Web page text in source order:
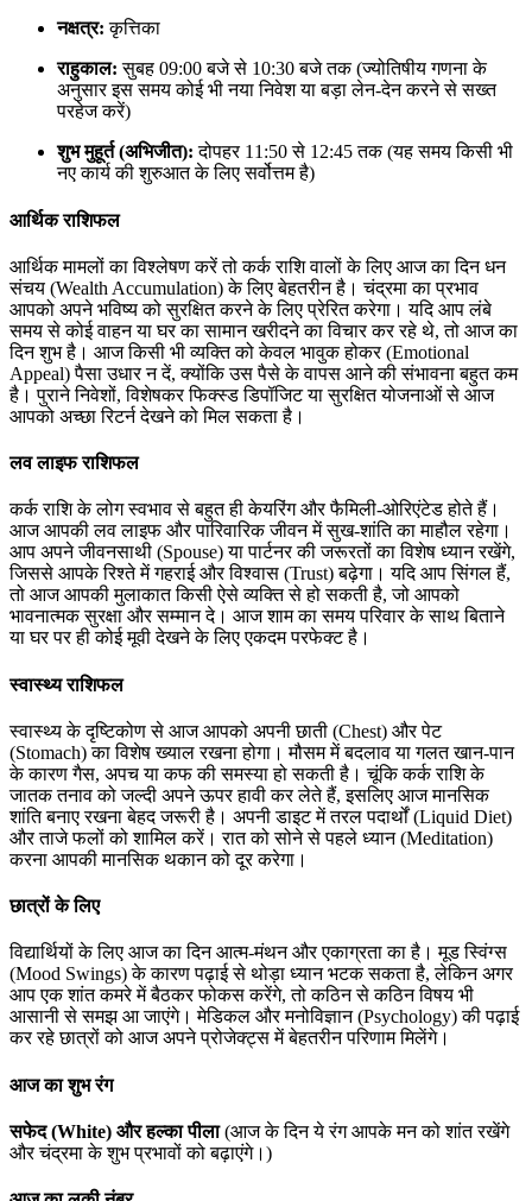
नक्षत्र: कृत्तिका
राहुकाल: सुबह 09:00 बजे से 10:30 बजे तक (ज्योतिषीय गणना के
अनुसार इस समय कोई भी नया निवेश या बड़ा लेन-देन करने से सख्त
परहेज करें)
शुभ मुहूर्त (अभिजीत): दोपहर 11:50 से 12:45 तक (यह समय किसी भी
नए कार्य की शुरुआत के लिए सर्वोत्तम है)
आर्थिक राशिफल
आर्थिक मामलों का विश्लेषण करें तो कर्क राशि वालों के लिए आज का दिन धन
संचय (Wealth Accumulation) के लिए बेहतरीन है। चंद्रमा का प्रभाव
आपको अपने भविष्य को सुरक्षित करने के लिए प्रेरित करेगा। यदि आप लंबे
समय से कोई वाहन या घर का सामान खरीदने का विचार कर रहे थे, तो आज का
दिन शुभ है। आज किसी भी व्यक्ति को केवल भावुक होकर (Emotional
Appeal) पैसा उधार न दें, क्योंकि उस पैसे के वापस आने की संभावना बहुत कम
है। पुराने निवेशों, विशेषकर फिक्स्ड डिपॉजिट या सुरक्षित योजनाओं से आज
आपको अच्छा रिटर्न देखने को मिल सकता है।
लव लाइफ राशिफल
कर्क राशि के लोग स्वभाव से बहुत ही केयरिंग और फैमिली-ओरिएंटेड होते हैं।
आज आपकी लव लाइफ और पारिवारिक जीवन में सुख-शांति का माहौल रहेगा।
आप अपने जीवनसाथी (Spouse) या पार्टनर की जरूरतों का विशेष ध्यान रखेंगे,
जिससे आपके रिश्ते में गहराई और विश्वास (Trust) बढ़ेगा। यदि आप सिंगल हैं,
तो आज आपकी मुलाकात किसी ऐसे व्यक्ति से हो सकती है, जो आपको
भावनात्मक सुरक्षा और सम्मान दे। आज शाम का समय परिवार के साथ बिताने
या घर पर ही कोई मूवी देखने के लिए एकदम परफेक्ट है।
स्वास्थ्य राशिफल
स्वास्थ्य के दृष्टिकोण से आज आपको अपनी छाती (Chest) और पेट
(Stomach) का विशेष ख्याल रखना होगा। मौसम में बदलाव या गलत खान-पान
के कारण गैस, अपच या कफ की समस्या हो सकती है। चूंकि कर्क राशि के
जातक तनाव को जल्दी अपने ऊपर हावी कर लेते हैं, इसलिए आज मानसिक
शांति बनाए रखना बेहद जरूरी है। अपनी डाइट में तरल पदार्थों (Liquid Diet)
और ताजे फलों को शामिल करें। रात को सोने से पहले ध्यान (Meditation)
करना आपकी मानसिक थकान को दूर करेगा।
छात्रों के लिए
विद्यार्थियों के लिए आज का दिन आत्म-मंथन और एकाग्रता का है। मूड स्विंग्स
(Mood Swings) के कारण पढ़ाई से थोड़ा ध्यान भटक सकता है, लेकिन अगर
आप एक शांत कमरे में बैठकर फोकस करेंगे, तो कठिन से कठिन विषय भी
आसानी से समझ आ जाएंगे। मेडिकल और मनोविज्ञान (Psychology) की पढ़ाई
कर रहे छात्रों को आज अपने प्रोजेक्ट्स में बेहतरीन परिणाम मिलेंगे।
आज का शुभ रंग
सफेद (White) और हल्का पीला(आज के दिन ये रंग आपके मन को शांत रखेंगे
और चंद्रमा के शुभ प्रभावों को बढ़ाएंगे।)